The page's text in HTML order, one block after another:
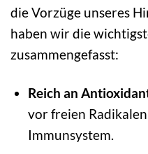
die Vorzüge unseres
haben wir die
zusammengefasst:
Reich an
vor freien
Immunsystem.